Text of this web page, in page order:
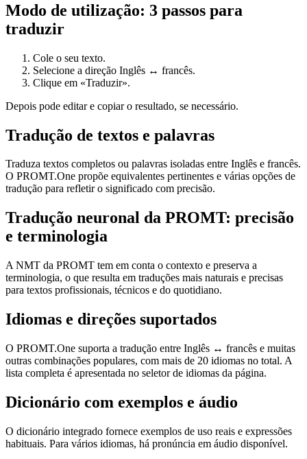
Modo de utilização: 3 passos para
traduzir
Cole o seu texto.
Selecione a direção Inglês ↔ francês.
Clique em «Traduzir».
Depois pode editar e copiar o resultado, se necessário.
Tradução de textos e palavras
Traduza textos completos ou palavras isoladas entre Inglês e francês.
O PROMT.One propõe equivalentes pertinentes e várias opções de
tradução para refletir o significado com precisão.
Tradução neuronal da PROMT: precisão
e terminologia
A NMT da PROMT tem em conta o contexto e preserva a
terminologia, o que resulta em traduções mais naturais e precisas
para textos profissionais, técnicos e do quotidiano.
Idiomas e direções suportados
O PROMT.One suporta a tradução entre Inglês ↔ francês e muitas
outras combinações populares, com mais de 20 idiomas no total. A
lista completa é apresentada no seletor de idiomas da página.
Dicionário com exemplos e áudio
O dicionário integrado fornece exemplos de uso reais e expressões
habituais. Para vários idiomas, há pronúncia em áudio disponível.